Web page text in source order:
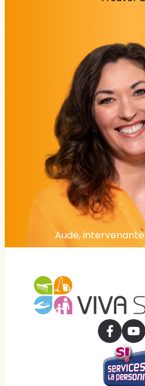
Aude, intervenante